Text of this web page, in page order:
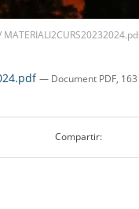
— Document PDF, 163
Compartir: